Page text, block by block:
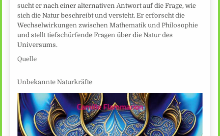
sucht er nach einer alternativen Antwort auf die Frage, wie
sich die Natur beschreibt und versteht. Er erforscht die
Wechselwirkungen zwischen Mathematik und Philosophie
und stellt tiefschürfende Fragen über die Natur des
Universums.
Quelle
Unbekannte Naturkräfte